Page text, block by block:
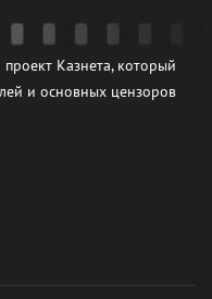
Казнета, который
и основных цензоров